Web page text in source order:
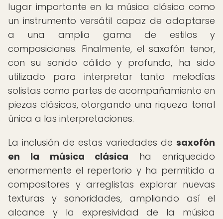
lugar importante en la música clásica como
un instrumento versátil capaz de adaptarse
a una amplia gama de estilos y
composiciones. Finalmente, el saxofón tenor,
con su sonido cálido y profundo, ha sido
utilizado para interpretar tanto melodías
solistas como partes de acompañamiento en
piezas clásicas, otorgando una riqueza tonal
única a las interpretaciones.
La inclusión de estas variedades de saxofón
en la música clásica ha enriquecido
enormemente el repertorio y ha permitido a
compositores y arreglistas explorar nuevas
texturas y sonoridades, ampliando así el
alcance y la expresividad de la música